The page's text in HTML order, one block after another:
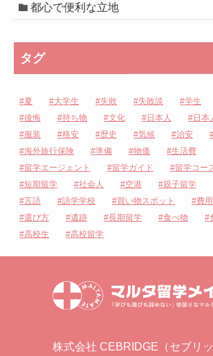
都心で便利な立地
タグ
夏 大学生 失敗 失敗談 学生
後悔
持ち物 文化 日本人
日本
服装
格安 歴史 気候 治安
海外旅行保険
準備 物価 生活費
留学エージェント
留学ガイド 留学コー
短期留学
社会人 空港 親子留学
言語
語学学校 買い物スポット 費用
選び方
遺跡 長期留学 食べ物
高校生
高校留学
株式会社 CEBRIDGE（セブリッ